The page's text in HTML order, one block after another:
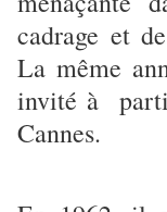
cadrage et
La même
invité à
Cannes.